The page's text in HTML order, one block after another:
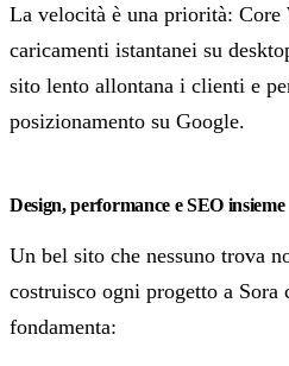
La velocità è una priorità: Core
caricamenti istantanei su
sito lento allontana i clienti e
posizionamento su Google.
Design, performance e SEO insieme
Un bel sito che nessuno trova
costruisco ogni progetto a Sora
fondamenta: